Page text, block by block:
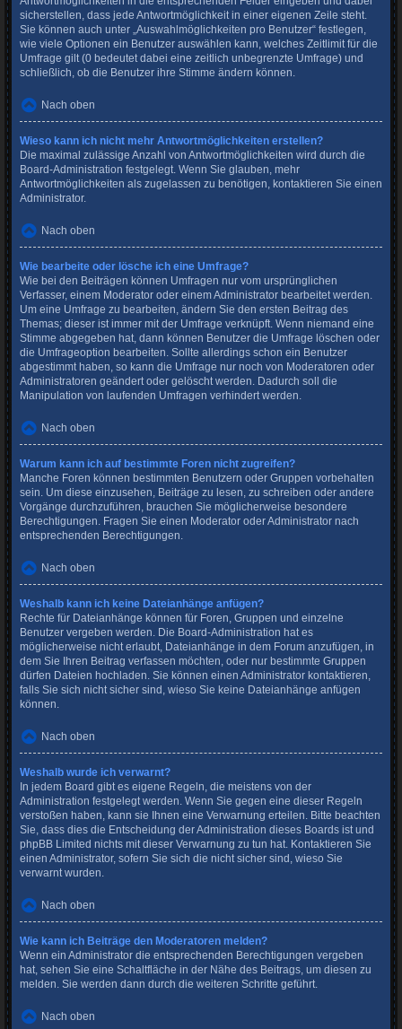
sicherstellen, dass jede Antwortmöglichkeit in einer eigenen Zeile steht.
Sie können auch unter „Auswahlmöglichkeiten pro Benutzer“ festlegen,
wie viele Optionen ein Benutzer auswählen kann, welches Zeitlimit für die
Umfrage gilt (0 bedeutet dabei eine zeitlich unbegrenzte Umfrage) und
schließlich, ob die Benutzer ihre Stimme ändern können.
Nach oben
Wieso kann ich nicht mehr Antwortmöglichkeiten erstellen?
Die maximal zulässige Anzahl von Antwortmöglichkeiten wird durch die
Board-Administration festgelegt. Wenn Sie glauben, mehr
Antwortmöglichkeiten als zugelassen zu benötigen, kontaktieren Sie einen
Administrator.
Nach oben
Wie bearbeite oder lösche ich eine Umfrage?
Wie bei den Beiträgen können Umfragen nur vom ursprünglichen
Verfasser, einem Moderator oder einem Administrator bearbeitet werden.
Um eine Umfrage zu bearbeiten, ändern Sie den ersten Beitrag des
Themas; dieser ist immer mit der Umfrage verknüpft. Wenn niemand eine
Stimme abgegeben hat, dann können Benutzer die Umfrage löschen oder
die Umfrageoption bearbeiten. Sollte allerdings schon ein Benutzer
abgestimmt haben, so kann die Umfrage nur noch von Moderatoren oder
Administratoren geändert oder gelöscht werden. Dadurch soll die
Manipulation von laufenden Umfragen verhindert werden.
Nach oben
Warum kann ich auf bestimmte Foren nicht zugreifen?
Manche Foren können bestimmten Benutzern oder Gruppen vorbehalten
sein. Um diese einzusehen, Beiträge zu lesen, zu schreiben oder andere
Vorgänge durchzuführen, brauchen Sie möglicherweise besondere
Berechtigungen. Fragen Sie einen Moderator oder Administrator nach
entsprechenden Berechtigungen.
Nach oben
Weshalb kann ich keine Dateianhänge anfügen?
Rechte für Dateianhänge können für Foren, Gruppen und einzelne
Benutzer vergeben werden. Die Board-Administration hat es
möglicherweise nicht erlaubt, Dateianhänge in dem Forum anzufügen, in
dem Sie Ihren Beitrag verfassen möchten, oder nur bestimmte Gruppen
dürfen Dateien hochladen. Sie können einen Administrator kontaktieren,
falls Sie sich nicht sicher sind, wieso Sie keine Dateianhänge anfügen
können.
Nach oben
Weshalb wurde ich verwarnt?
In jedem Board gibt es eigene Regeln, die meistens von der
Administration festgelegt werden. Wenn Sie gegen eine dieser Regeln
verstoßen haben, kann sie Ihnen eine Verwarnung erteilen. Bitte beachten
Sie, dass dies die Entscheidung der Administration dieses Boards ist und
phpBB Limited nichts mit dieser Verwarnung zu tun hat. Kontaktieren Sie
einen Administrator, sofern Sie sich die nicht sicher sind, wieso Sie
verwarnt wurden.
Nach oben
Wie kann ich Beiträge den Moderatoren melden?
Wenn ein Administrator die entsprechenden Berechtigungen vergeben
hat, sehen Sie eine Schaltfläche in der Nähe des Beitrags, um diesen zu
melden. Sie werden dann durch die weiteren Schritte geführt.
Nach oben